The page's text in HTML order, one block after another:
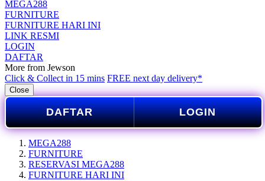
MEGA288
FURNITURE
FURNITURE HARI INI
LINK RESMI
LOGIN
DAFTAR
More from Jewson
Click & Collect in 15 mins FREE next day delivery*
Close
DAFTAR LOGIN
MEGA288
FURNITURE
RESERVASI MEGA288
FURNITURE HARI INI